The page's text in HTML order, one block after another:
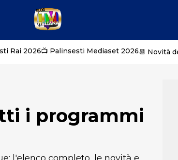
Rai 2026📺 Palinsesti Mediaset 2026📆 Novità
i programmi